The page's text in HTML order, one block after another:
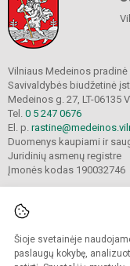
Šioje svetainėje
paslaugų kokybę,
Vilniaus Medeinos pradinė
Savivaldybės biudžetinė
Medeinos g. 27, LT-06135
Tel. 0 5 247 0676
El. p.
Duomenys kaupiami ir
Juridinių asmenų registre
Įmonės kodas 190032746
© 2021. Vilniaus
Kopijuoti turinį be